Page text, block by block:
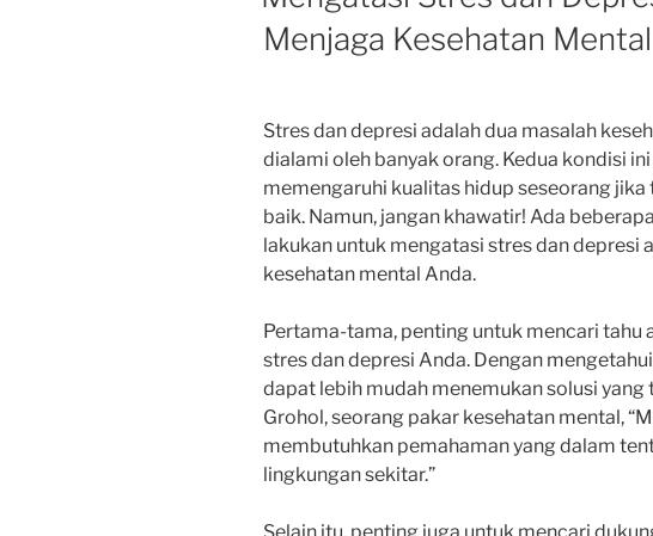
Menjaga Kesehatan Mental
Stres dan depresi adalah dua masalah
dialami oleh banyak orang. Kedua kondisi
memengaruhi kualitas hidup seseorang
baik. Namun, jangan khawatir! Ada
lakukan untuk mengatasi stres dan depresi
kesehatan mental Anda.
Pertama-tama, penting untuk mencari tahu
stres dan depresi Anda. Dengan
dapat lebih mudah menemukan solusi yang
Grohol, seorang pakar kesehatan mental,
membutuhkan pemahaman yang dalam
lingkungan sekitar.”